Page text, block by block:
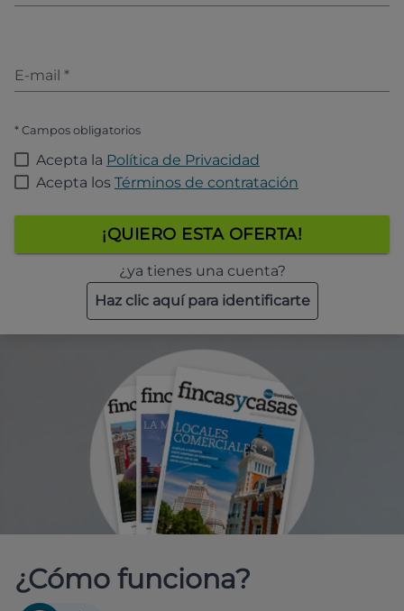
E-mail *
* Campos obligatorios
Acepta la Política de Privacidad
Acepta los Términos de contratación
¡QUIERO ESTA OFERTA!
¿ya tienes una cuenta?
Haz clic aquí para identificarte
¿Cómo funciona?